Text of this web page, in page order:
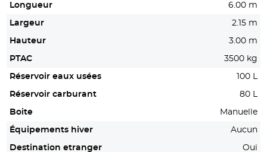
Longueur 6.00 m
Largeur 2.15 m
Hauteur 3.00 m
PTAC 3500 kg
Réservoir eaux usées 100 L
Réservoir carburant 80 L
Boite Manuelle
Équipements hiver Aucun
Destination etranger Oui